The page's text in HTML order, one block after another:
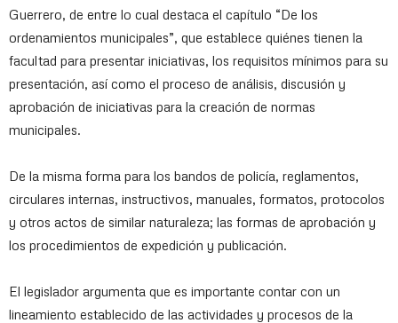
Guerrero, de entre lo cual destaca el capítulo “De los
ordenamientos municipales”, que establece quiénes tienen la
facultad para presentar iniciativas, los requisitos mínimos para su
presentación, así como el proceso de análisis, discusión y
aprobación de iniciativas para la creación de normas
municipales.
De la misma forma para los bandos de policía, reglamentos,
circulares internas, instructivos, manuales, formatos, protocolos
y otros actos de similar naturaleza; las formas de aprobación y
los procedimientos de expedición y publicación.
El legislador argumenta que es importante contar con un
lineamiento establecido de las actividades y procesos de la